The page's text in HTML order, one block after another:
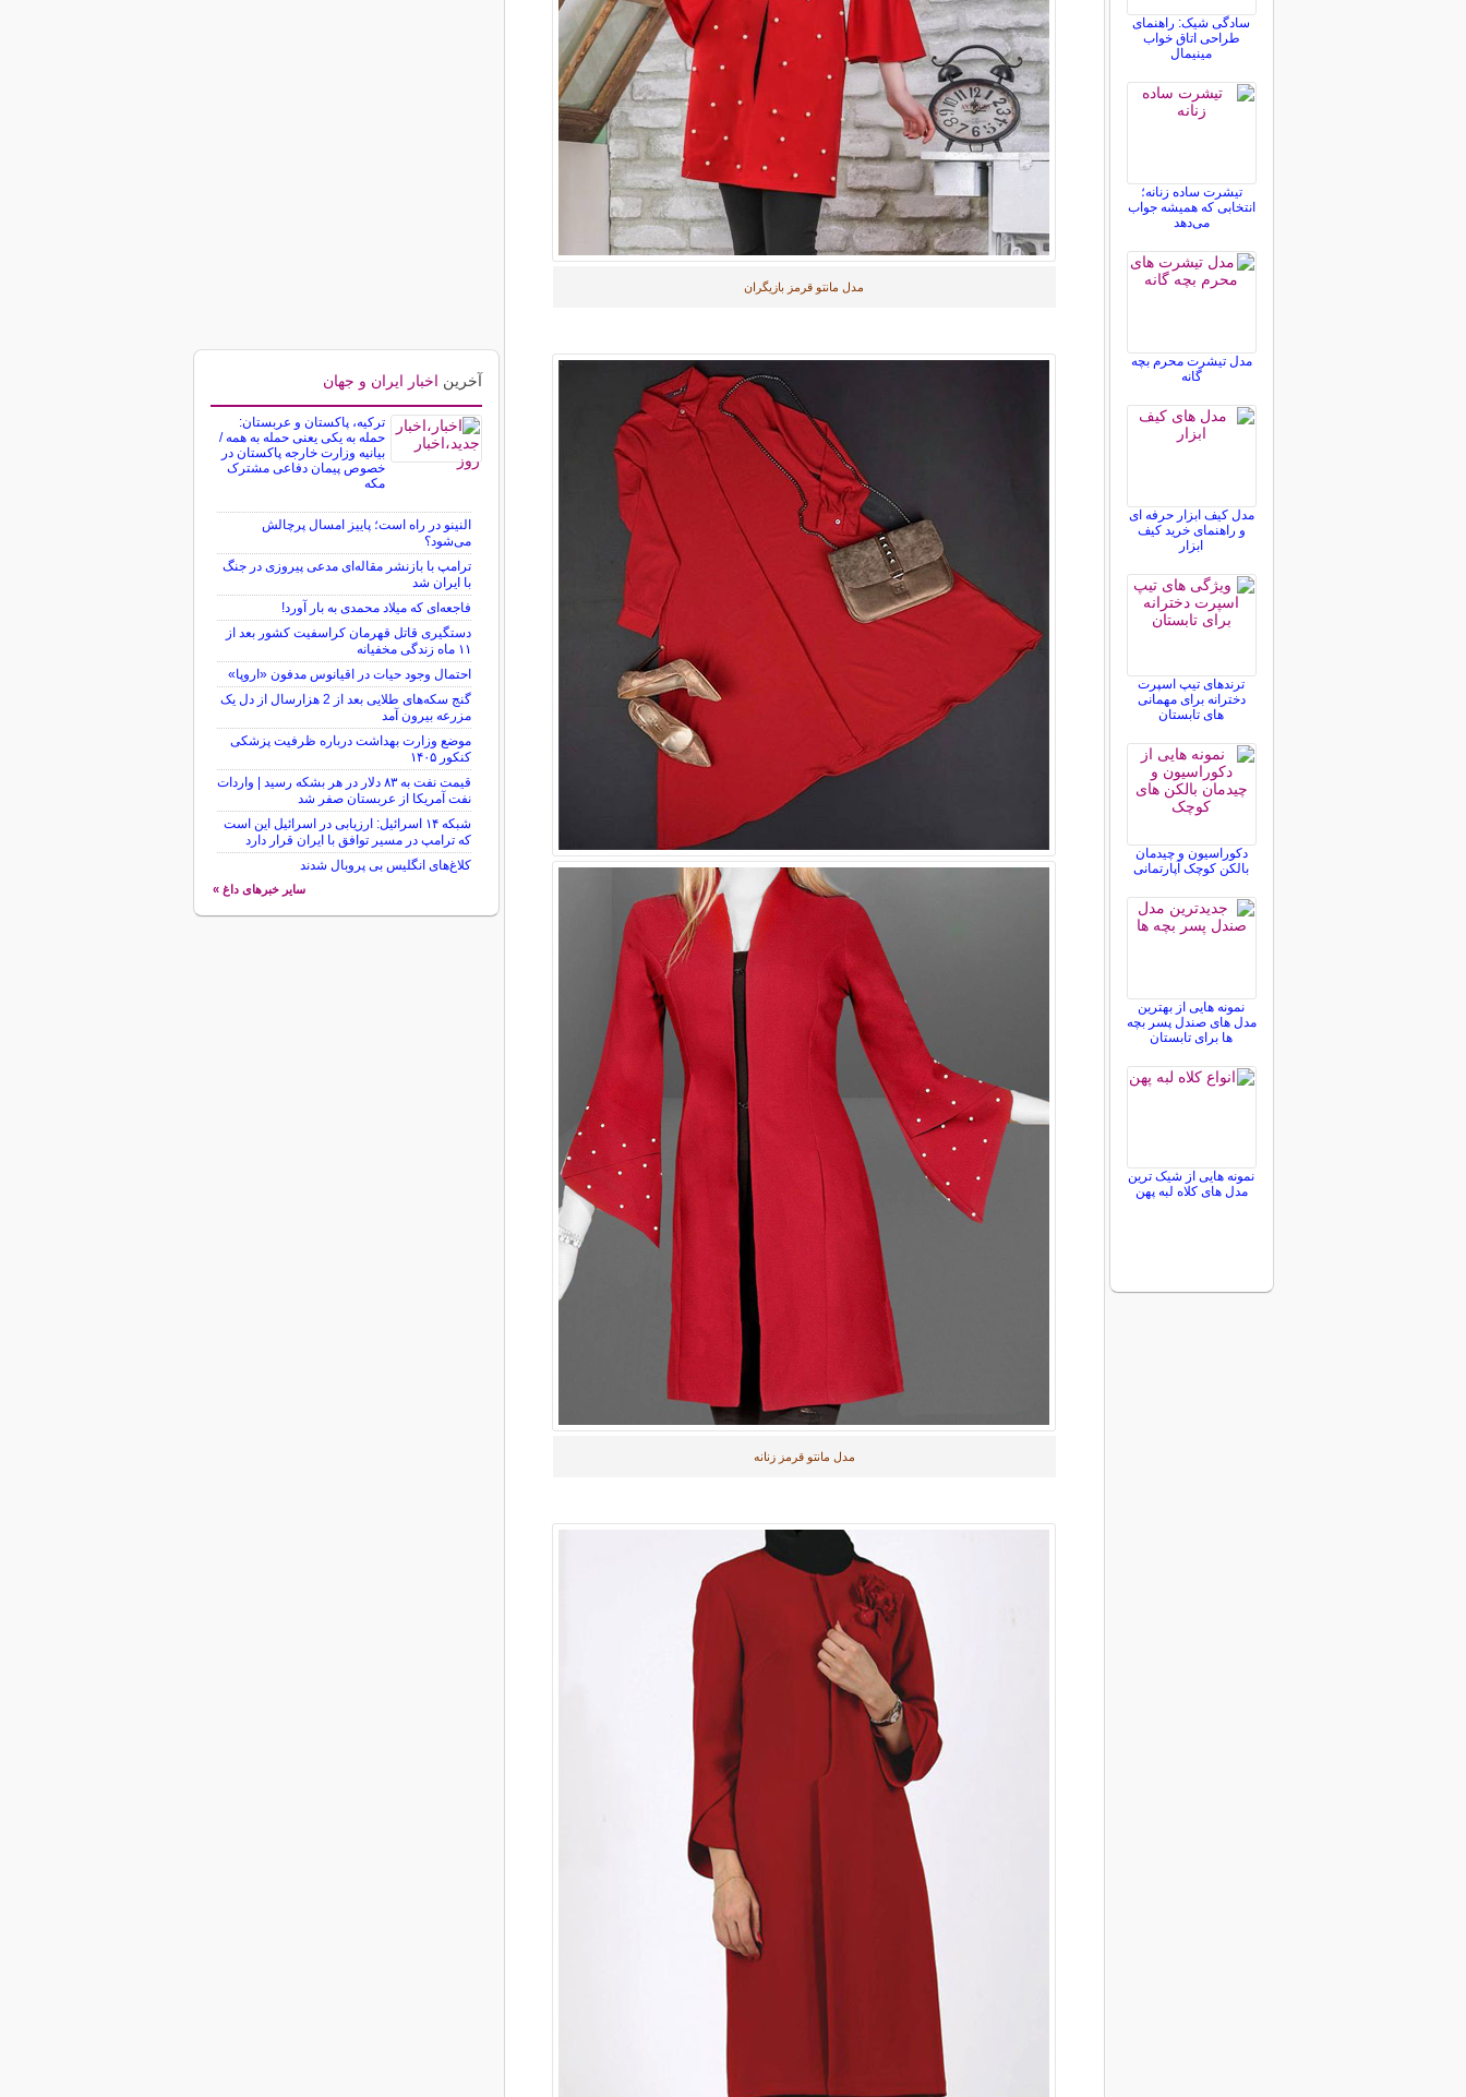
مدل مانتو قرمز بازیگران
مدل مانتو قرمز زنانه
سادگی شیک: راهنمای
طراحی اتاق خواب
مینیمال
تیشرت ساده زنانه؛
انتخابی که همیشه جواب
می‌دهد
مدل تیشرت محرم بچه
گانه
مدل کیف ابزار حرفه ای
و راهنمای خرید کیف
ابزار
ترندهای تیپ اسپرت
دخترانه برای مهمانی
های تابستان
دکوراسیون و چیدمان
بالکن کوچک آپارتمانی
نمونه هایی از بهترین
مدل های صندل پسر بچه
ها برای تابستان
نمونه هایی از شیک ترین
مدل های کلاه لبه پهن
آخرین اخبار ایران و جهان
ترکیه، پاکستان و عربستان:
حمله به یکی یعنی حمله به همه /
بیانیه وزارت خارجه پاکستان در
خصوص پیمان دفاعی مشترک
مکه
النینو در راه است؛ پاییز امسال پرچالش
می‌شود؟
ترامپ با بازنشر مقاله‌ای مدعی پیروزی در جنگ
با ایران شد
فاجعه‌ای که میلاد محمدی به بار آورد!
دستگیری قاتل قهرمان کراسفیت کشور بعد از
۱۱ ماه زندگی مخفیانه
احتمال وجود حیات در اقیانوس مدفون «اروپا»
گنج سکه‌های طلایی بعد از 2 هزارسال از دل یک
مزرعه بیرون آمد
موضع وزارت بهداشت درباره ظرفیت پزشکی
کنکور ۱۴۰۵
قیمت نفت به ۸۳ دلار در هر بشکه رسید | واردات
نفت آمریکا از عربستان صفر شد
شبکه ۱۴ اسرائیل: ارزیابی در اسرائیل این است
که ترامپ در مسیر توافق با ایران قرار دارد
کلاغ‌های انگلیس بی پروبال شدند
سایر خبرهای داغ »